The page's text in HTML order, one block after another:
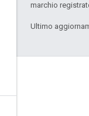
marchio
Ultimo